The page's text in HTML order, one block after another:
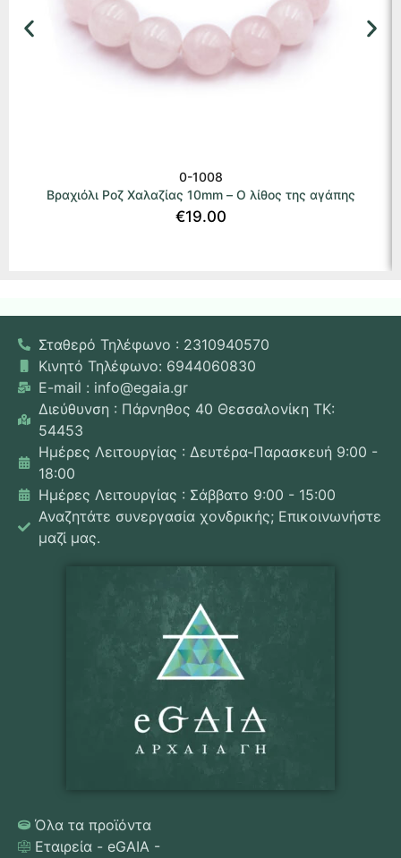
0-1008
Βραχιόλι Ροζ Χαλαζίας 10mm – Ο λίθος της αγάπης
€19.00
Σταθερό Τηλέφωνο : 2310940570
Κινητό Τηλέφωνο: 6944060830
E-mail : info@egaia.gr
Διεύθυνση : Πάρνηθος 40 Θεσσαλονίκη ΤΚ:
54453
Ημέρες Λειτουργίας : Δευτέρα-Παρασκευή 9:00 -
18:00
Ημέρες Λειτουργίας : Σάββατο 9:00 - 15:00
Αναζητάτε συνεργασία χονδρικής; Επικοινωνήστε
μαζί μας.
Όλα τα προϊόντα
Εταιρεία - eGAIA -